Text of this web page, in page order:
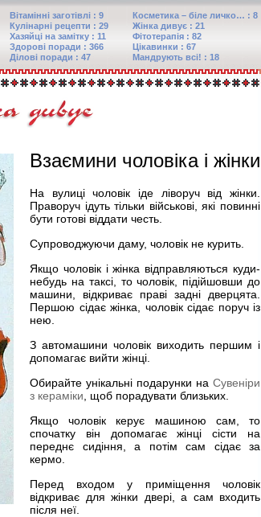
Косметика – біле личко… : 8
Жінка дивує : 21
Фітотерапія : 82
Цікавинки : 67
Мандрують всі! : 18
Вітамінні заготівлі : 9
Кулінарні рецепти : 29
Хазяйці на замітку : 11
Здорові поради : 366
Ділові поради : 47
Взаємини чоловіка і жінки
На вулиці чоловік іде ліворуч від жінки.
Праворуч ідуть тільки військові, які повинні
бути готові віддати честь.
Супроводжуючи даму, чоловік не курить.
Якщо чоловік і жінка відправляються куди-
небудь на таксі, то чоловік, підійшовши до
машини, відкриває праві задні дверцята.
Першою сідає жінка, чоловік сідає поруч із
нею.
З автомашини чоловік виходить першим і
допомагає вийти жінці.
Обирайте унікальні подарунки на Сувеніри
з кераміки , щоб порадувати близьких.
Якщо чоловік керує машиною сам, то
спочатку він допомагає жінці сісти на
переднє сидіння, а потім сам сідає за
кермо.
Перед входом у приміщення чоловік
відкриває для жінки двері, а сам входить
після неї.